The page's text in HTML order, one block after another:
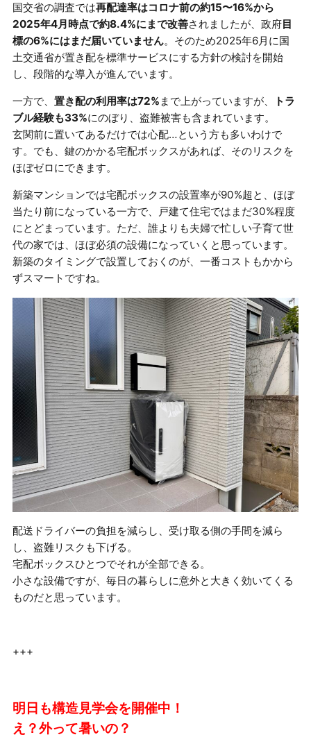
国交省の調査では再配達率はコロナ前の約15〜16%から
2025年4月時点で約8.4%にまで改善されましたが、政府目
標の6%にはまだ届いていません。そのため2025年6月に国
土交通省が置き配を標準サービスにする方針の検討を開始
し、段階的な導入が進んでいます。
一方で、 置き配の利用率は72% まで上がっていますが、
トラ
ブル経験も33%にのぼり、盗難被害も含まれています。
玄関前に置いてあるだけでは心配…という方も多いわけで
す。でも、鍵のかかる宅配ボックスがあれば、そのリスクを
ほぼゼロにできます。
新築マンションでは宅配ボックスの設置率が90%超と、ほぼ
当たり前になっている一方で、戸建て住宅ではまだ30%程度
にとどまっています。ただ、誰よりも夫婦で忙しい子育て世
代の家では、ほぼ必須の設備になっていくと思っています。
新築のタイミングで設置しておくのが、一番コストもかから
ずスマートですね。
配送ドライバーの負担を減らし、受け取る側の手間を減ら
し、盗難リスクも下げる。
宅配ボックスひとつでそれが全部できる。
小さな設備ですが、毎日の暮らしに意外と大きく効いてくる
ものだと思っています。
+++
明日も構造見学会を開催中！
え？外って暑いの？